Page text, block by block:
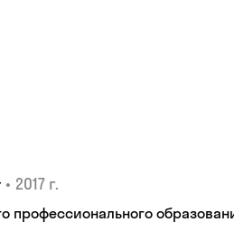
• 2017 г.